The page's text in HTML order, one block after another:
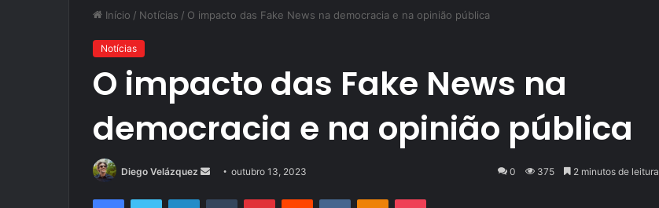
Início / Notícias / O impacto das Fake News na democracia e na opinião pública
Notícias
O impacto das Fake News na
democracia e na opinião pública
Diego Velázquez
Mandeoutubro 13, 2023 0 375 2 minutos de leitura
FacebookTwitter LinkedinTumblr PinterestReddit VK OK Pocket